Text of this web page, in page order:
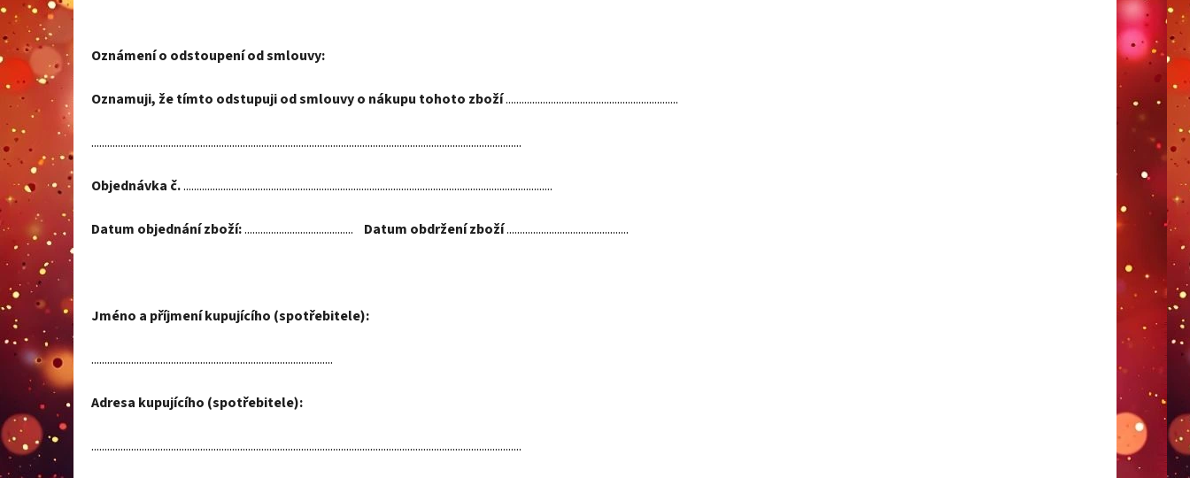
Oznámení o odstoupení od smlouvy:
Oznamuji, že tímto odstupuji od smlouvy o nákupu tohoto zboží.................................................................
..................................................................................................................................................................
Objednávka č............................................................................................................................................
Datum objednání zboží:......................................... Datum obdržení zboží..............................................
Jméno a příjmení kupujícího (spotřebitele):
...........................................................................................
Adresa kupujícího (spotřebitele):
..................................................................................................................................................................